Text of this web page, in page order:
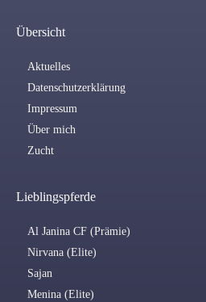
Übersicht
Aktuelles
Datenschutzerklärung
Impressum
Über mich
Zucht
Lieblingspferde
Al Janina CF (Prämie)
Nirvana (Elite)
Sajan
Menina (Elite)